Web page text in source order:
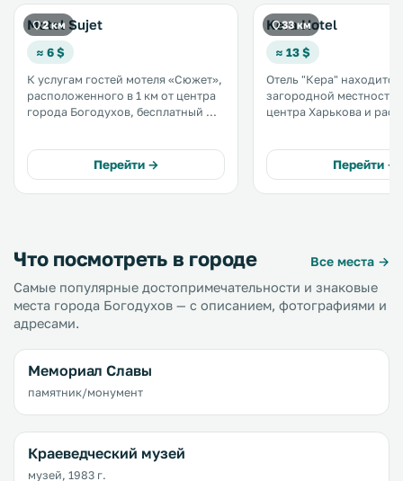
2 км
Motel Sujet
≈ 6 $
К услугам гостей мотеля «Сюжет»,
расположенного в 1 км от центра
города Богодухов, бесплатный Wi-
подаются блюда домашней кухни.
.
Перейти →
33 км
Kera Hotel
≈ 13 $
Отель "Кера" находится
загородной местности,
центра Харькова и
гостей ресторан и
бесплатным Wi-Fi. .
Перейти →
Что посмотреть в городе
Все места →
Самые популярные достопримечательности и знаковые
места города Богодухов — с описанием, фотографиями и
адресами.
Мемориал Славы
памятник/монумент
Краеведческий музей
музей, 1983 г.